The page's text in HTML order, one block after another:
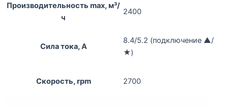
Производительность max, м³/
ч
2400
Сила тока, А
8.4/5.2 (подключение ▲/
★)
Скорость, rpm 2700